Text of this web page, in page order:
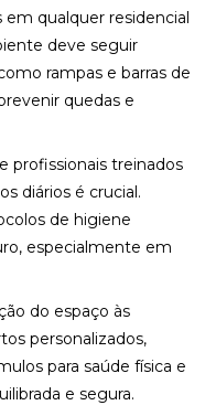
em qualquer residencial
deve seguir
rampas e barras de
quedas e
profissionais treinados
diários é crucial.
de higiene
especialmente em
do espaço às
personalizados,
para saúde física e
e segura.